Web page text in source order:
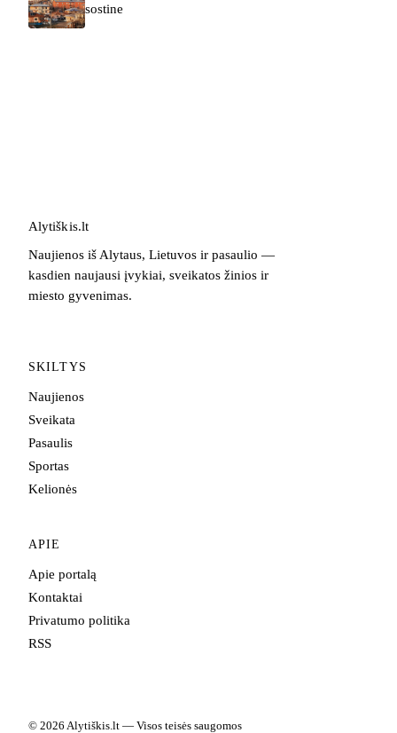
sostine
Alytiškis.lt
Naujienos iš Alytaus, Lietuvos ir pasaulio —
kasdien naujausi įvykiai, sveikatos žinios ir
miesto gyvenimas.
SKILTYS
Naujienos
Sveikata
Pasaulis
Sportas
Kelionės
APIE
Apie portalą
Kontaktai
Privatumo politika
RSS
© 2026 Alytiškis.lt — Visos teisės saugomos